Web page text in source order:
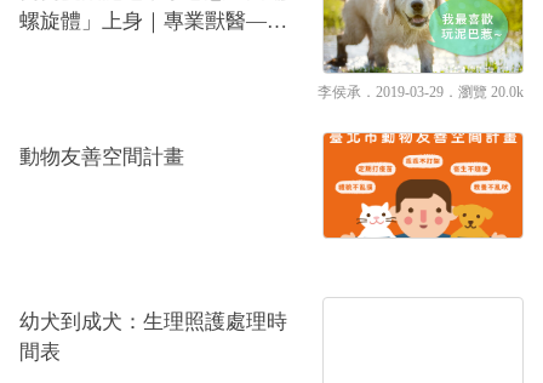
螺旋體」上身｜專業獸醫—李
李侯承 ．2019-03-29． 瀏覽 20.0k
動物友善空間計畫
幼犬到成犬：生理照護處理時
間表